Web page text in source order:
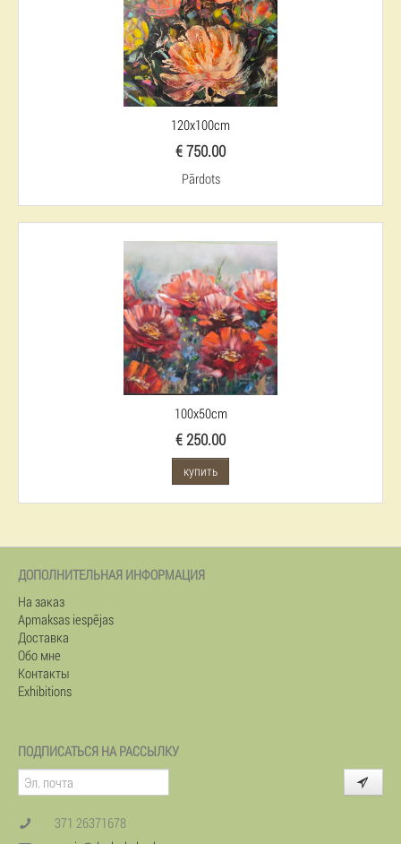
120x100cm
€ 750.00
Pārdots
100x50cm
€ 250.00
купить
ДОПОЛНИТЕЛЬНАЯ ИНФОРМАЦИЯ
На заказ
Apmaksas iespējas
Доставка
Обо мне
Контакты
Exhibitions
ПОДПИСАТЬСЯ НА РАССЫЛКУ
371 26371678